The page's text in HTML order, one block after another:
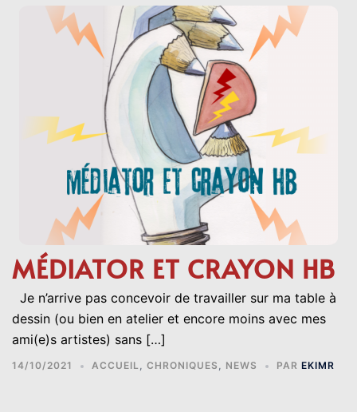
MÉDIATOR ET CRAYON HB
Je n’arrive pas concevoir de travailler sur ma table à
dessin (ou bien en atelier et encore moins avec mes
ami(e)s artistes) sans […]
14/10/2021 ACCUEIL, CHRONIQUES , NEWS PAR EKIMR